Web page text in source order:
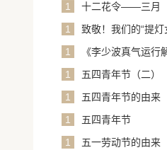
1
十二花令——三月（
1
致敬！我们的“提灯
1
《李少波真气运行
1
五四青年节（二）
1
五四青年节的由来
1
五四青年节
1
五一劳动节的由来